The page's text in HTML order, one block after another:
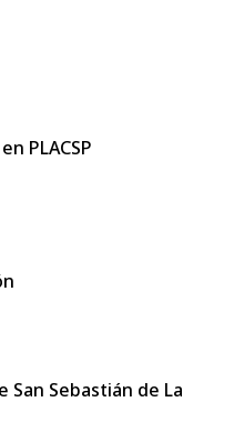
PLACSP
Sebastián de La